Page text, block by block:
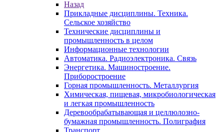
Назад
Прикладные дисциплины. Техника.
Сельское хозяйство
Технические дисциплины и
промышленность в целом
Информационные технологии
Автоматика. Радиоэлектроника. Связь
Энергетика. Машиностроение.
Приборостроение
Горная промышленность. Металлургия
Химическая, пищевая, микробиологическая
и легкая промышленность
Деревообрабатывающая и целлюлозно-
бумажная промышленность. Полиграфия
Транспорт